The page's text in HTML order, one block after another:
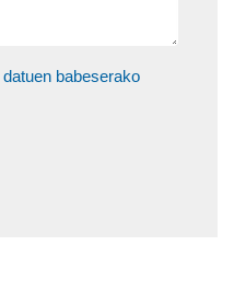
datuen babeserako